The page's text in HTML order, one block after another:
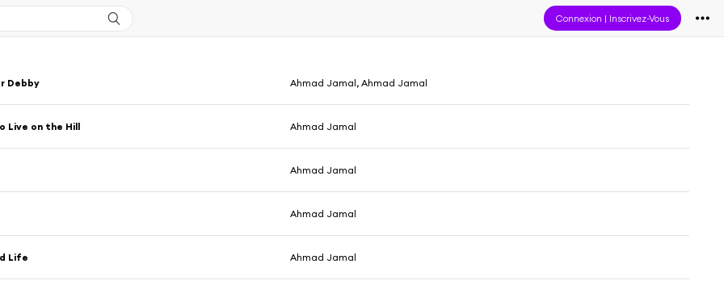
Connexion | Inscrivez-Vous
Debby Ahmad Jamal, Ahmad Jamal
Live on the Hill Ahmad Jamal
Ahmad Jamal
Ahmad Jamal
Life Ahmad Jamal